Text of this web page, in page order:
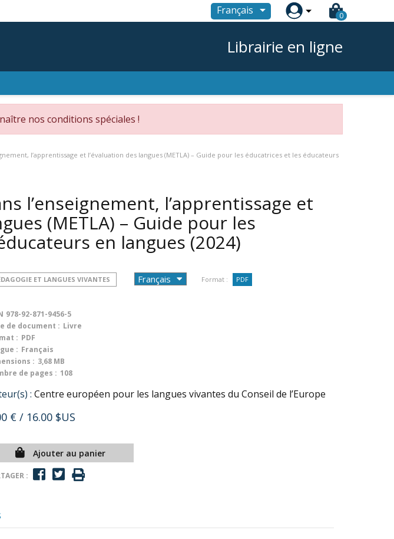
Français  0
Librairie en ligne
nos conditions spéciales !
l’apprentissage et l’évaluation des langues (METLA) – Guide pour les éducatrices et les éducateurs
l’enseignement, l’apprentissage et
(METLA) – Guide pour les
en langues (2024)
ET LANGUES VIVANTES Format : PDF
978-92-871-9456-5
de document : Livre
: PDF
: Français
: 3,68 MB
de pages : 108
: Centre européen pour les langues vivantes du Conseil de l’Europe
€ / 16.00 $US
Ajouter au panier
: